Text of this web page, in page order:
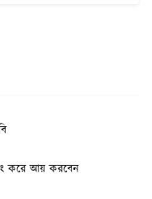
করে আয় করবেন